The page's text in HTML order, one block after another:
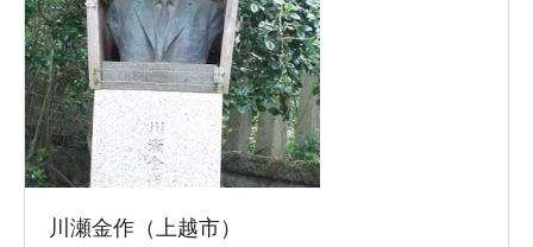
川瀬金作（上越市）